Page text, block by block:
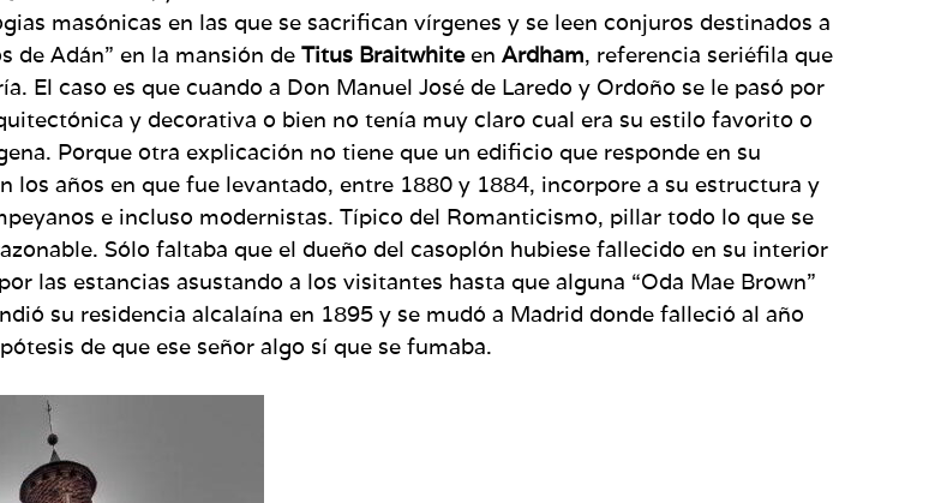
masónicas en las que se sacrifican vírgenes y se leen conjuros destinados a
de Adán” en la mansión de Titus Braitwhiteen Ardham, referencia seriéfila que
El caso es que cuando a Don Manuel José de Laredo y Ordoño se le pasó por
y decorativa o bien no tenía muy claro cual era su estilo favorito o
Porque otra explicación no tiene que un edificio que responde en su
los años en que fue levantado, entre 1880 y 1884, incorpore a su estructura y
e incluso modernistas. Típico del Romanticismo, pillar todo lo que se
Sólo faltaba que el dueño del casoplón hubiese fallecido en su interior
las estancias asustando a los visitantes hasta que alguna “Oda Mae Brown”
su residencia alcalaína en 1895 y se mudó a Madrid donde falleció al año
de que ese señor algo sí que se fumaba.